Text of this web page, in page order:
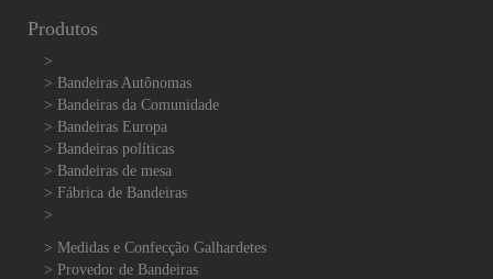
Produtos
>
> Bandeiras Autônomas
> Bandeiras da Comunidade
> Bandeiras Europa
> Bandeiras políticas
> Bandeiras de mesa
> Fábrica de Bandeiras
>
> Medidas e Confecção Galhardetes
> Provedor de Bandeiras